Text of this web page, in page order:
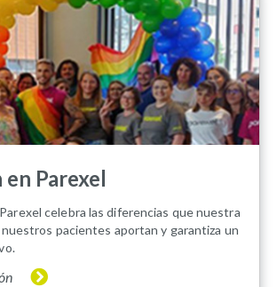
Parexel
celebra las diferencias que nuestra
pacientes aportan y garantiza un